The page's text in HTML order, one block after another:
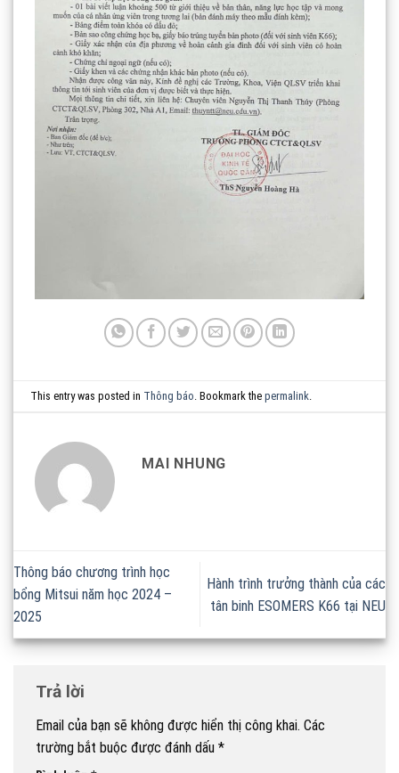
This entry was posted in Thông báo . Bookmark thepermalink
MAI NHUNG
Thông báo chương trình học
bổng Mitsui năm học 2024 –
2025
Hành trình trưởng thành của các
tân binh ESOMERS K66 tại NEU
Trả lời
Email của bạn sẽ không được hiển thị công khai. Các
trường bắt buộc được đánh dấu *